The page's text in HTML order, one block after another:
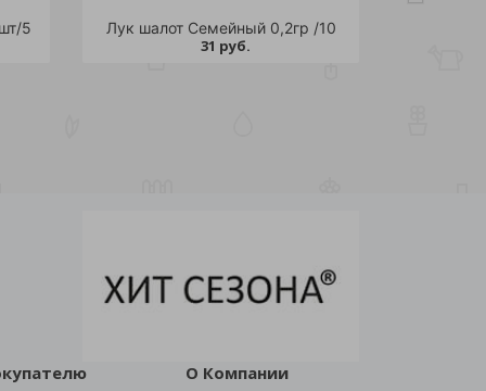
5 Лук шалот Семейный 0,2гр /10
31 руб.
О Компании